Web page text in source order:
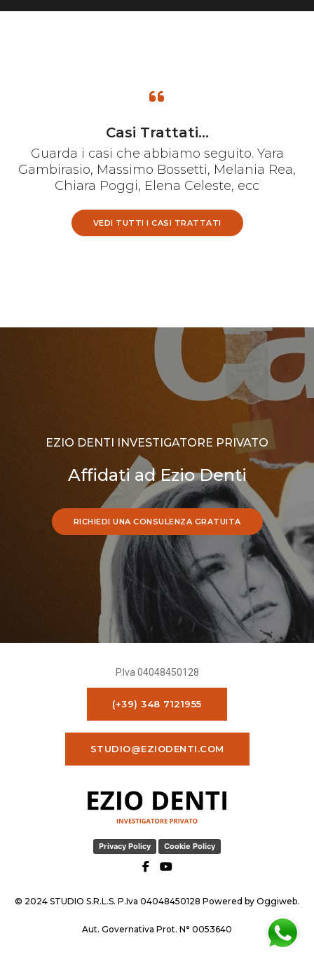
Casi Trattati...
Guarda i casi che abbiamo seguito. Yara
Gambirasio, Massimo Bossetti, Melania Rea,
Chiara Poggi, Elena Celeste, ecc
VEDI TUTTI I CASI TRATTATI
EZIO DENTI INVESTIGATORE PRIVATO
Affidati ad Ezio Denti
RICHIEDI UNA CONSULENZA GRATUITA
P.Iva 04048450128
(+39) 348 7121955
STUDIO@EZIODENTI.COM
Privacy Policy Cookie Policy
© 2024 STUDIO S.R.L.S. P.Iva 04048450128 Powered by Oggiweb.
Aut. Governativa Prot. N° 0053640